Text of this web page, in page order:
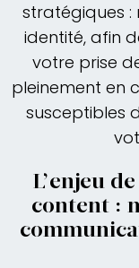
stratégiques :
identité, afin
votre prise
pleinement en
susceptibles
L’enjeu
content :